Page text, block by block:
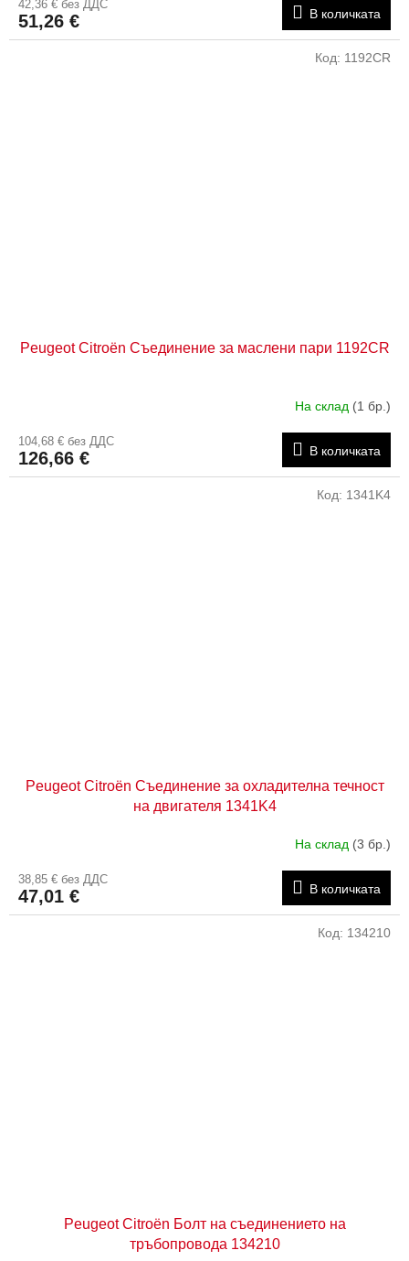
42,36 € без ДДС
51,26 € В количката
Peugeot Citroën Съединение за маслени пари 1192CR
На склад (1 бр.)
104,68 € без ДДС
126,66 € В количката
Код: 1192CR
Peugeot Citroën Съединение за охладителна течност
на двигателя 1341K4
На склад (3 бр.)
38,85 € без ДДС
47,01 € В количката
Код: 1341K4
Peugeot Citroën Болт на съединението на
тръбопровода 134210
Код: 134210